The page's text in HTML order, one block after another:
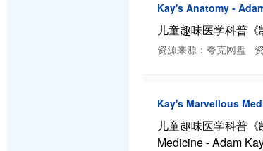
Kay's Anatomy -
儿童趣味医学科普
资源来源：夸克网盘
Kay's Marvellous
儿童趣味医学科普
Medicine - Adam